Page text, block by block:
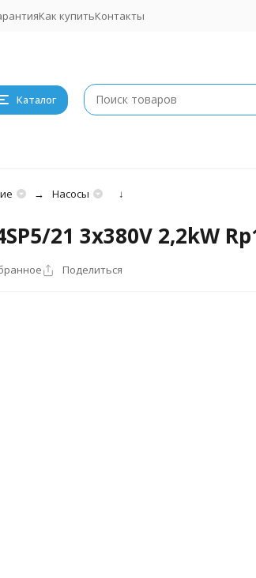
Как купитьКонтакты
Каталог
Насосы ↓
21 3х380V 2,2kW
Поделиться